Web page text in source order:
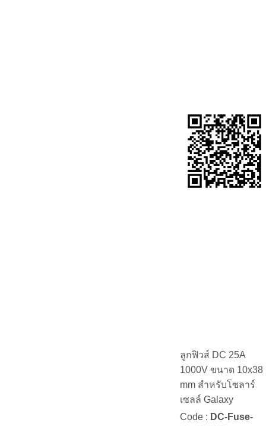
ลูกฟิวส์ DC 25A
1000V ขนาด 10x38
mm สำหรับโซลาร์
เซลล์ Galaxy
Code : DC-Fuse-